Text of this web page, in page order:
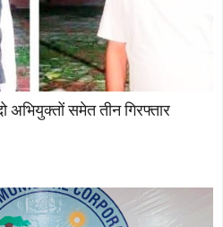
अभियुक्तों समेत तीन गिरफ्तार